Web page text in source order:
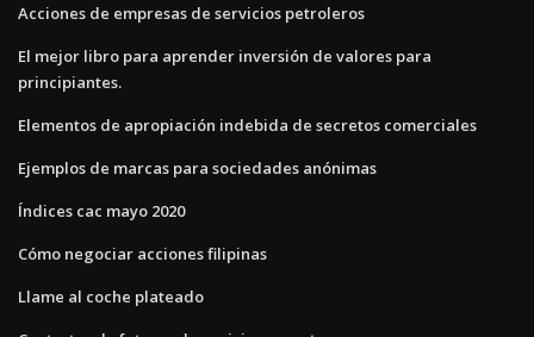
Acciones de empresas de servicios petroleros
El mejor libro para aprender inversión de valores para
principiantes.
Elementos de apropiación indebida de secretos comerciales
Ejemplos de marcas para sociedades anónimas
Índices cac mayo 2020
Cómo negociar acciones filipinas
Llame al coche plateado